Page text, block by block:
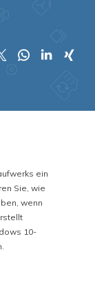
  
ein
Sie, wie
wenn
10-